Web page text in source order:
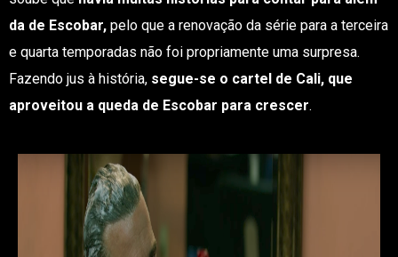
da de Escobar,pelo que a renovação da série para a terceira
e quarta temporadas não foi propriamente uma surpresa.
Fazendo jus à história, segue-se o cartel de Cali, que
aproveitou a queda de Escobar para crescer.